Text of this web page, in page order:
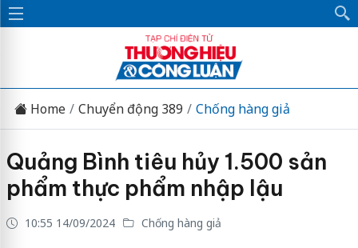
Home Chuyển động 389 Chống hàng giả
Quảng Bình tiêu hủy 1.500 sản
phẩm thực phẩm nhập lậu
10:55 14/09/2024 Chống hàng giả